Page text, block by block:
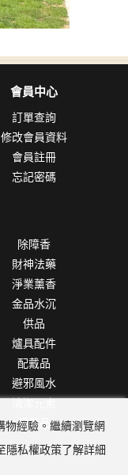
會員中心
訂單查詢
修改會員資料
會員註冊
忘記密碼
除障香
財神法藥
淨業薰香
金品水沉
供品
爐具配件
配戴品
避邪風水
清潔元素
保養品
物經驗。繼續瀏覽網
隱私權政策了解詳細